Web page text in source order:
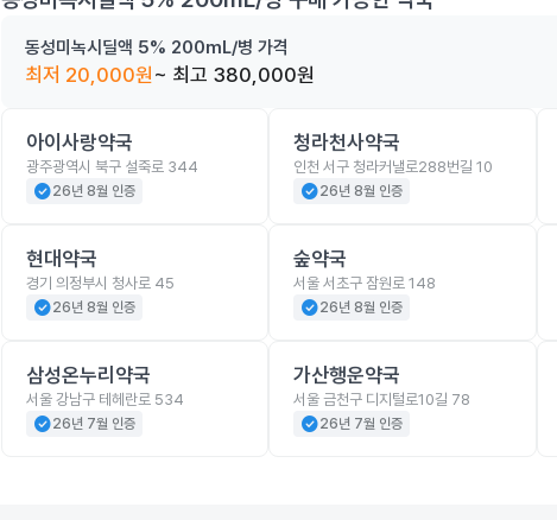
동성미녹시딜액 5% 200mL/병 가격
최저 20,000원 ~ 최고 380,000원
아이사랑약국
광주광역시 북구 설죽로 344
check_circle26년 8월 인증
청라천사약국
인천 서구 청라커낼로288번길 10
check_circle26년 8월 인증
현대약국
경기 의정부시 청사로 45
check_circle26년 8월 인증
숲약국
서울 서초구 잠원로 148
check_circle26년 8월 인증
삼성온누리약국
서울 강남구 테헤란로 534
check_circle26년 7월 인증
가산행운약국
서울 금천구 디지털로10길 78
check_circle26년 7월 인증